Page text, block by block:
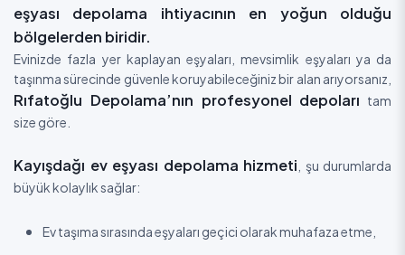
eşyası depolama ihtiyacının en yoğun olduğu
bölgelerden biridir.
Evinizde fazla yer kaplayan eşyaları, mevsimlik eşyaları ya da
taşınma sürecinde güvenle koruyabileceğiniz bir alan arıyorsanız,
Rıfatoğlu Depolama’nın profesyonel depoları tam
size göre.
Kayışdağı ev eşyası depolama hizmeti , şu durumlarda
büyük kolaylık sağlar:
Ev taşıma sırasında eşyaları geçici olarak muhafaza etme,